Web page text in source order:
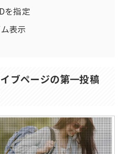
を指定
表示
ブページの第一投稿